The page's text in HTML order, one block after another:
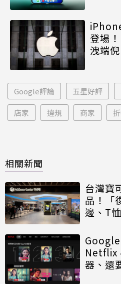
登場
洩端倪
Google評論 五星好評
店家 違規 商家
相關新聞
台灣寶
品！「
邊、T
Netflix
器、還